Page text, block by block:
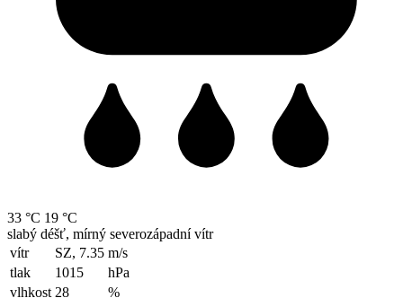
33 °C 19 °C
slabý déšť, mírný severozápadní vítr
vítr
SZ, 7.35 m/s
tlak
1015
hPa
vlhkost 28 %